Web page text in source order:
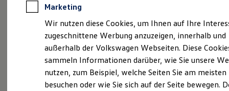
Anpfiff zum Gewinn
Elektroautos
ID. Tutorials
Elektrofahrzeugkonzepte
Reichweite
Reichweite der ID. Modelle
Reichweite im Winter
Probefahrt vereinbaren
Marketing
Wir nutzen diese Cookies, um Ihnen auf Ihre
zugeschnittene Werbung anzuzeigen, innerhalb und
außerhalb der Volkswagen Webseiten. Diese
sammeln Informationen darüber, wie Sie unsere
nutzen, zum Beispiel, welche Seiten Sie am meisten
besuchen oder wie Sie sich auf der Seite bewegen.